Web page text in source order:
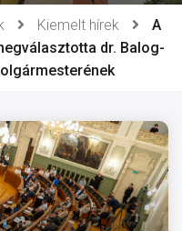
Kiemelt hírek
A
dr. Balog-